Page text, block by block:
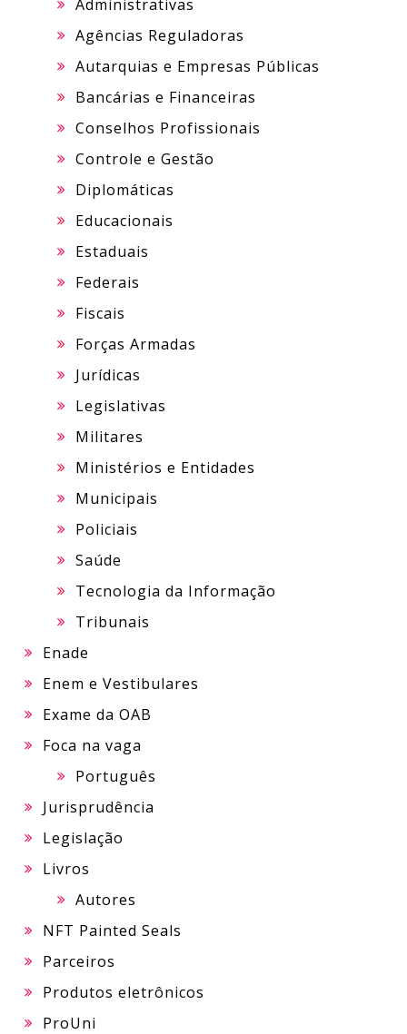
Administrativas
Agências Reguladoras
Autarquias e Empresas Públicas
Bancárias e Financeiras
Conselhos Profissionais
Controle e Gestão
Diplomáticas
Educacionais
Estaduais
Federais
Fiscais
Forças Armadas
Jurídicas
Legislativas
Militares
Ministérios e Entidades
Municipais
Policiais
Saúde
Tecnologia da Informação
Tribunais
Enade
Enem e Vestibulares
Exame da OAB
Foca na vaga
Português
Jurisprudência
Legislação
Livros
Autores
NFT Painted Seals
Parceiros
Produtos eletrônicos
ProUni